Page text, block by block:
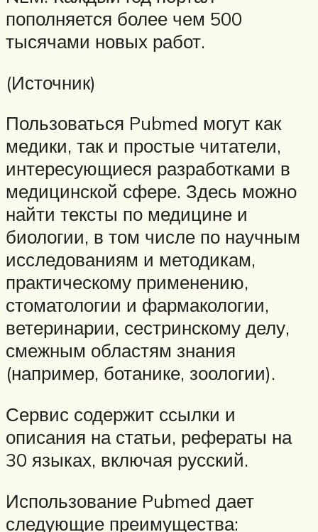
пополняется более чем 500
тысячами новых работ.
(Источник)
Пользоваться Pubmed могут как
медики, так и простые читатели,
интересующиеся разработками в
медицинской сфере. Здесь можно
найти тексты по медицине и
биологии, в том числе по научным
исследованиям и методикам,
практическому применению,
стоматологии и фармакологии,
ветеринарии, сестринскому делу,
смежным областям знания
(например, ботанике, зоологии).
Сервис содержит ссылки и
описания на статьи, рефераты на
30 языках, включая русский.
Использование Pubmed дает
следующие преимущества: